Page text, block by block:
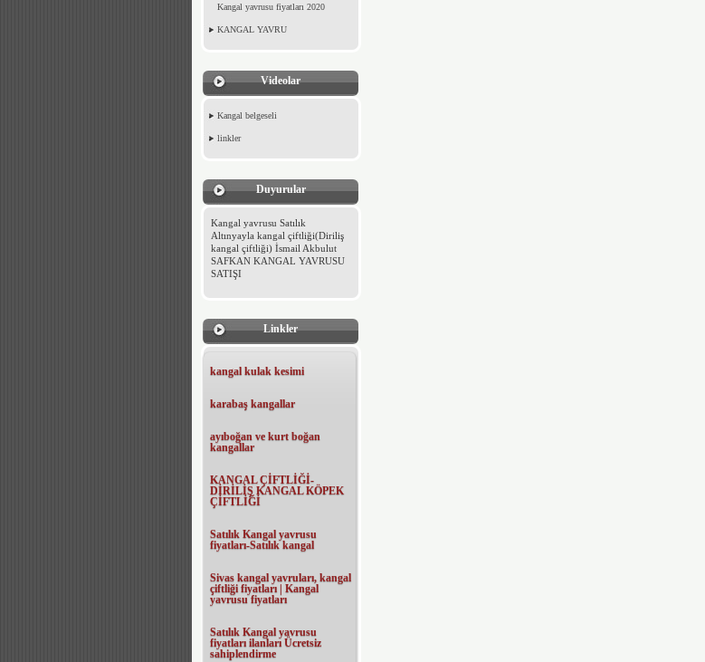
Kangal yavrusu fiyatları 2020
KANGAL YAVRU
Videolar
Kangal belgeseli
linkler
Duyurular
Kangal yavrusu Satılık
Altınyayla kangal çiftliği(Diriliş
kangal çiftliği) İsmail Akbulut
SAFKAN KANGAL YAVRUSU
SATIŞI
Linkler
kangal kulak kesimi
karabaş kangallar
ayıboğan ve kurt boğan
kangallar
KANGAL ÇİFTLİĞİ-
DİRİLİŞ KANGAL KÖPEK
ÇİFTLİĞİ
Satılık Kangal yavrusu
fiyatları-Satılık kangal
Sivas kangal yavruları, kangal
çiftliği fiyatları | Kangal
yavrusu fiyatları
Satılık Kangal yavrusu
fiyatları ilanları Ücretsiz
sahiplendirme